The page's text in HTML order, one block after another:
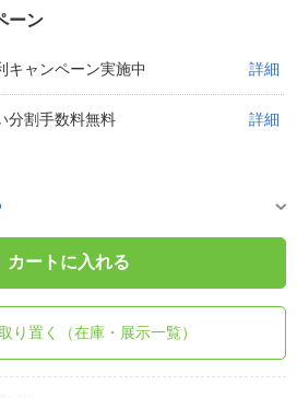
ーン
キャンペーン実施中 詳細
分割手数料無料 詳細
カートに入れる
り置く（在庫・展示一覧）